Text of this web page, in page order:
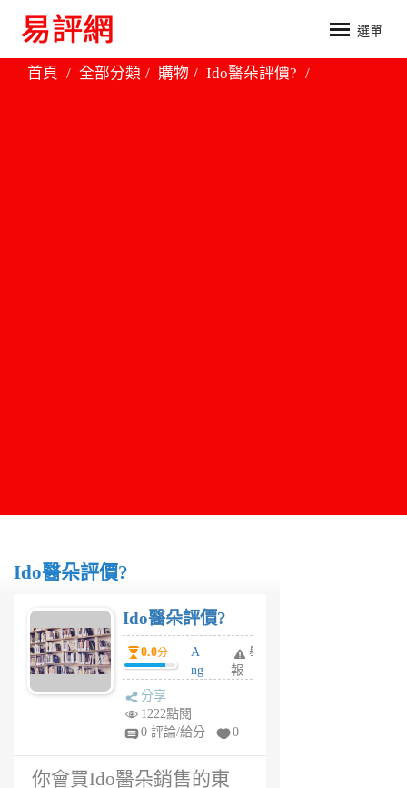
選單
首頁 全部分類 購物 Ido醫朵評價?
Ido醫朵評價?
Ido醫朵評價?
0.0分
A
ng
楓
前
舉
報
分享
1222點閱
0 評論/給分
0
你會買Ido醫朵銷售的東